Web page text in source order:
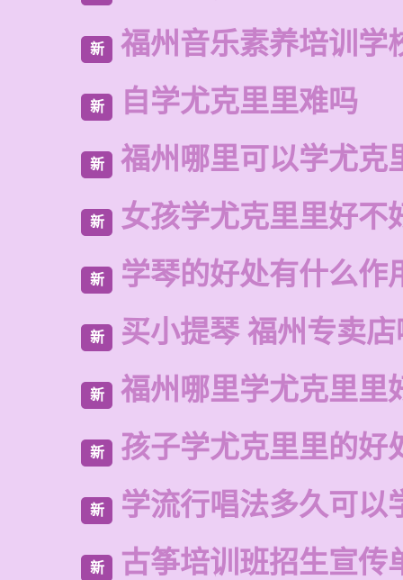
新 福州音乐素养培训学
新 自学尤克里里难吗
新 福州哪里可以学尤克
新 女孩学尤克里里好不
新 学琴的好处有什么作
新 买小提琴 福州专卖
新 福州哪里学尤克里里
新 孩子学尤克里里的好
新 学流行唱法多久可以
新 古筝培训班招生宣传